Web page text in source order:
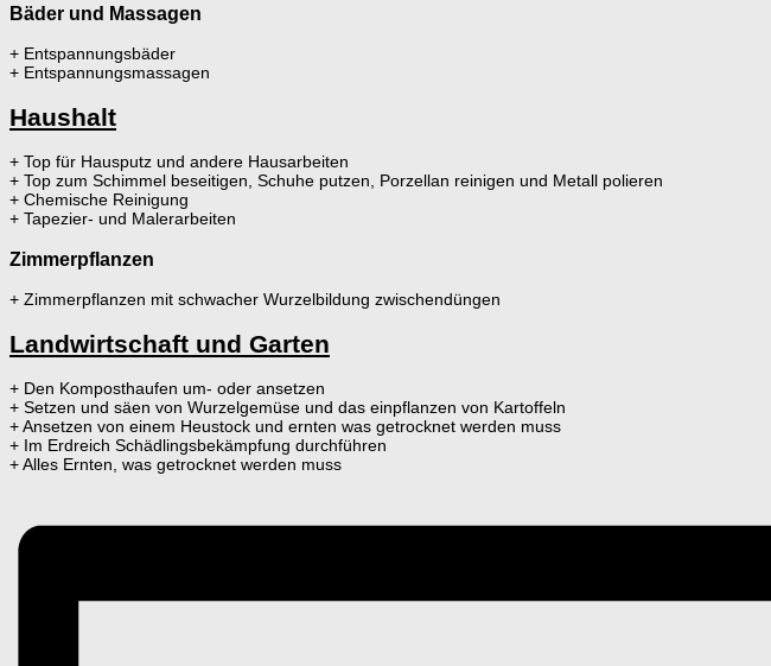
Bäder und Massagen
+ Entspannungsbäder
+ Entspannungsmassagen
Haushalt
+ Top für Hausputz und andere Hausarbeiten
+ Top zum Schimmel beseitigen, Schuhe putzen, Porzellan reinigen und Metall polieren
+ Chemische Reinigung
+ Tapezier- und Malerarbeiten
Zimmerpflanzen
+ Zimmerpflanzen mit schwacher Wurzelbildung zwischendüngen
Landwirtschaft und Garten
+ Den Komposthaufen um- oder ansetzen
+ Setzen und säen von Wurzelgemüse und das einpflanzen von Kartoffeln
+ Ansetzen von einem Heustock und ernten was getrocknet werden muss
+ Im Erdreich Schädlingsbekämpfung durchführen
+ Alles Ernten, was getrocknet werden muss